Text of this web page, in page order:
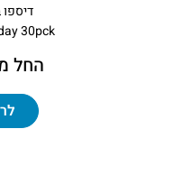
דיספו
30pck
החל מ-